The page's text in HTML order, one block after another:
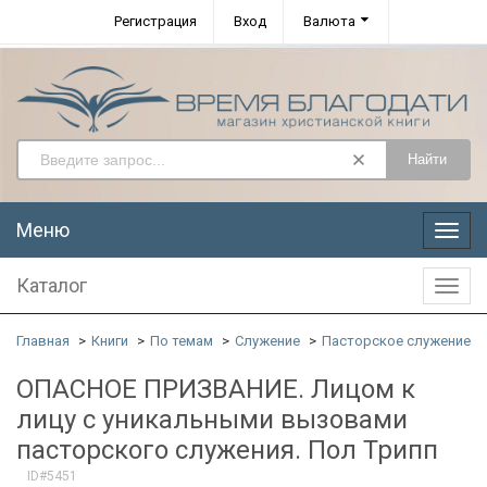
Регистрация Вход Валюта
Найти
Меню
Меню
Каталог
Главная Книги По темам Служение Пасторское служение
ОПАСНОЕ ПРИЗВАНИЕ. Лицом к
лицу с уникальными вызовами
пасторского служения. Пол Трипп
ID#5451